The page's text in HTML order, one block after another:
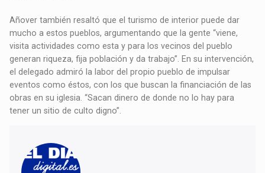
Añover también resaltó que el turismo de interior puede dar
mucho a estos pueblos, argumentando que la gente “viene,
visita actividades como esta y para los vecinos del pueblo
generan riqueza, fija población y da trabajo”. En su intervención,
el delegado admiró la labor del propio pueblo de impulsar
eventos como éstos, con los que buscan la financiación de las
obras en su iglesia. “Sacan dinero de donde no lo hay para
tener un sitio de culto digno”.